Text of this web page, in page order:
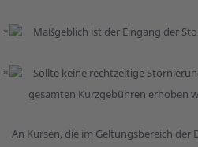
Maßgeblich ist der Eingang der
Sollte keine rechtzeitige
gesamten Kurzgebühren erhoben
An Kursen, die im Geltungsbereich der